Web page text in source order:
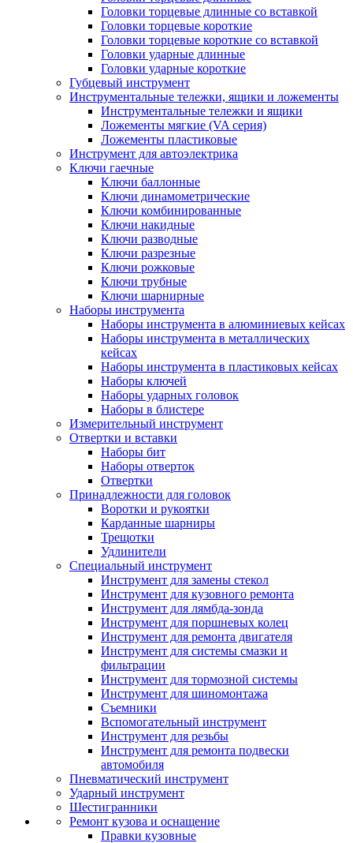
Головки торцевые длинные со вставкой
Головки торцевые короткие
Головки торцевые короткие со вставкой
Головки ударные длинные
Головки ударные короткие
Губцевый инструмент
Инструментальные тележки, ящики и ложементы
Инструментальные тележки и ящики
Ложементы мягкие (VA серия)
Ложементы пластиковые
Инструмент для автоэлектрика
Ключи гаечные
Ключи баллонные
Ключи динамометрические
Ключи комбинированные
Ключи накидные
Ключи разводные
Ключи разрезные
Ключи рожковые
Ключи трубные
Ключи шарнирные
Наборы инструмента
Наборы инструмента в алюминиевых кейсах
Наборы инструмента в металлических
кейсах
Наборы инструмента в пластиковых кейсах
Наборы ключей
Наборы ударных головок
Наборы в блистере
Измерительный инструмент
Отвертки и вставки
Наборы бит
Наборы отверток
Отвертки
Принадлежности для головок
Воротки и рукоятки
Карданные шарниры
Трещотки
Удлинители
Специальный инструмент
Инструмент для замены стекол
Инструмент для кузовного ремонта
Инструмент для лямбда-зонда
Инструмент для поршневых колец
Инструмент для ремонта двигателя
Инструмент для системы смазки и
фильтрации
Инструмент для тормозной системы
Инструмент для шиномонтажа
Съемники
Вспомогательный инструмент
Инструмент для резьбы
Инструмент для ремонта подвески
автомобиля
Пневматический инструмент
Ударный инструмент
Шестигранники
Ремонт кузова и оснащение
Правки кузовные